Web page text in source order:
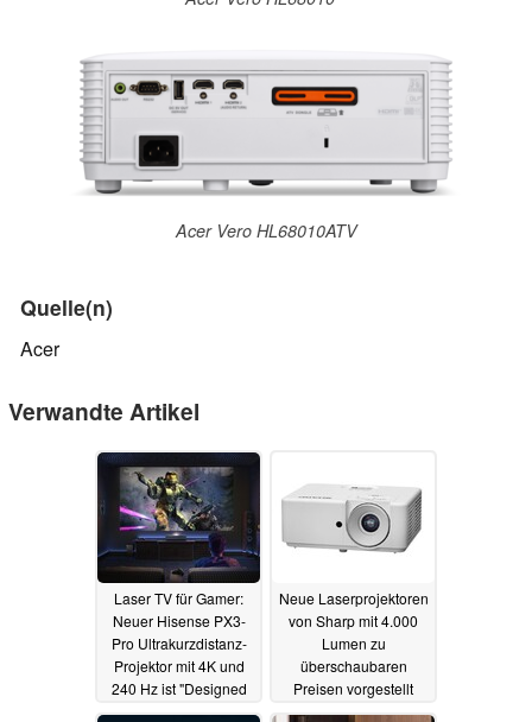
Acer Vero HL68010ATV
Quelle(n)
Acer
Verwandte Artikel
Laser TV für Gamer:
Neuer Hisense PX3-
Pro Ultrakurzdistanz-
Projektor mit 4K und
240 Hz ist "Designed
for Xbox"04.08.2024
Neue Laserprojektoren
von Sharp mit 4.000
Lumen zu
überschaubaren
Preisen vorgestellt
28.07.2024